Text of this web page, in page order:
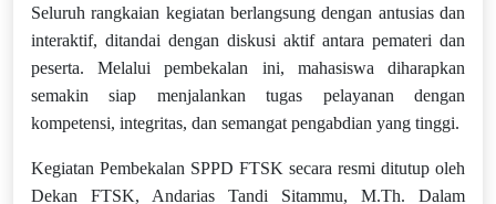
Seluruh rangkaian kegiatan berlangsung dengan antusias dan
interaktif, ditandai dengan diskusi aktif antara pemateri dan
peserta. Melalui pembekalan ini, mahasiswa diharapkan
semakin siap menjalankan tugas pelayanan dengan
kompetensi, integritas, dan semangat pengabdian yang tinggi.
Kegiatan Pembekalan SPPD FTSK secara resmi ditutup oleh
Dekan FTSK, Andarias Tandi Sitammu, M.Th. Dalam